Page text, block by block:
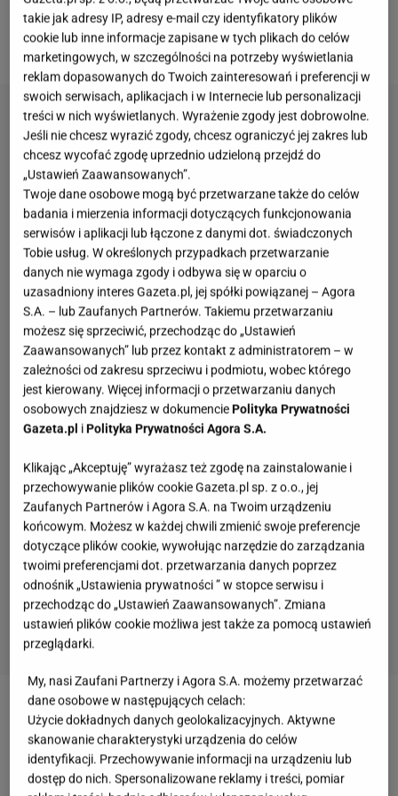
Pierwsze rokowania przeczytał ze scenyAndrzej
Seweryn, a wtórowała muJoanna Szczepkowska
Zobacz wideoJoanna Racewicz ostro o TVP. Mówi o
"d*pie"
takie jak adresy IP, adresy e-mail czy identyfikatory plików
cookie lub inne informacje zapisane w tych plikach do celów
marketingowych, w szczególności na potrzeby wyświetlania
reklam dopasowanych do Twoich zainteresowań i preferencji w
swoich serwisach, aplikacjach i w Internecie lub personalizacji
treści w nich wyświetlanych. Wyrażenie zgody jest dobrowolne.
Jeśli nie chcesz wyrazić zgody, chcesz ograniczyć jej zakres lub
chcesz wycofać zgodę uprzednio udzieloną przejdź do
„Ustawień Zaawansowanych”.
Twoje dane osobowe mogą być przetwarzane także do celów
badania i mierzenia informacji dotyczących funkcjonowania
serwisów i aplikacji lub łączone z danymi dot. świadczonych
Tobie usług. W określonych przypadkach przetwarzanie
danych nie wymaga zgody i odbywa się w oparciu o
uzasadniony interes Gazeta.pl, jej spółki powiązanej – Agora
S.A. – lub Zaufanych Partnerów. Takiemu przetwarzaniu
możesz się sprzeciwić, przechodząc do „Ustawień
Zaawansowanych” lub przez kontakt z administratorem – w
zależności od zakresu sprzeciwu i podmiotu, wobec którego
jest kierowany. Więcej informacji o przetwarzaniu danych
osobowych znajdziesz w dokumenciePolityka Prywatności
Gazeta.pl iPolityka Prywatności Agora S.A.
Klikając „Akceptuję” wyrażasz też zgodę na zainstalowanie i
przechowywanie plików cookie Gazeta.pl sp. z o.o., jej
Zaufanych Partnerów i Agora S.A. na Twoim urządzeniu
końcowym. Możesz w każdej chwili zmienić swoje preferencje
dotyczące plików cookie, wywołując narzędzie do zarządzania
twoimi preferencjami dot. przetwarzania danych poprzez
odnośnik „Ustawienia prywatności ” w stopce serwisu i
przechodząc do „Ustawień Zaawansowanych”. Zmiana
ustawień plików cookie możliwa jest także za pomocą ustawień
przeglądarki.
My, nasi Zaufani Partnerzy i Agora S.A. możemy przetwarzać
dane osobowe w następujących celach:
Użycie dokładnych danych geolokalizacyjnych. Aktywne
skanowanie charakterystyki urządzenia do celów
identyfikacji. Przechowywanie informacji na urządzeniu lub
dostęp do nich. Spersonalizowane reklamy i treści, pomiar